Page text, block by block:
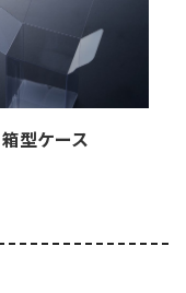
箱型ケース